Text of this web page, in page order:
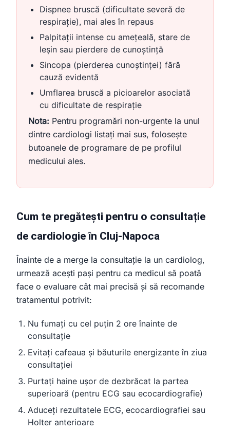
Dispnee bruscă (dificultate severă de
respirație), mai ales în repaus
Palpitații intense cu amețeală, stare de
leșin sau pierdere de cunoștință
Sincopa (pierderea cunoștinței) fără
cauză evidentă
Umflarea bruscă a picioarelor asociată
cu dificultate de respirație
Nota: Pentru programări non-urgente la unul
dintre cardiologi listați mai sus, folosește
butoanele de programare de pe profilul
medicului ales.
Cum te pregătești pentru o consultație
de cardiologie în Cluj-Napoca
Înainte de a merge la consultație la un cardiolog,
urmează acești pași pentru ca medicul să poată
face o evaluare cât mai precisă și să recomande
tratamentul potrivit:
Nu fumați cu cel puțin 2 ore înainte de
consultație
Evitați cafeaua și băuturile energizante în ziua
consultației
Purtați haine ușor de dezbrăcat la partea
superioară (pentru ECG sau ecocardiografie)
Aduceți rezultatele ECG, ecocardiografiei sau
Holter anterioare